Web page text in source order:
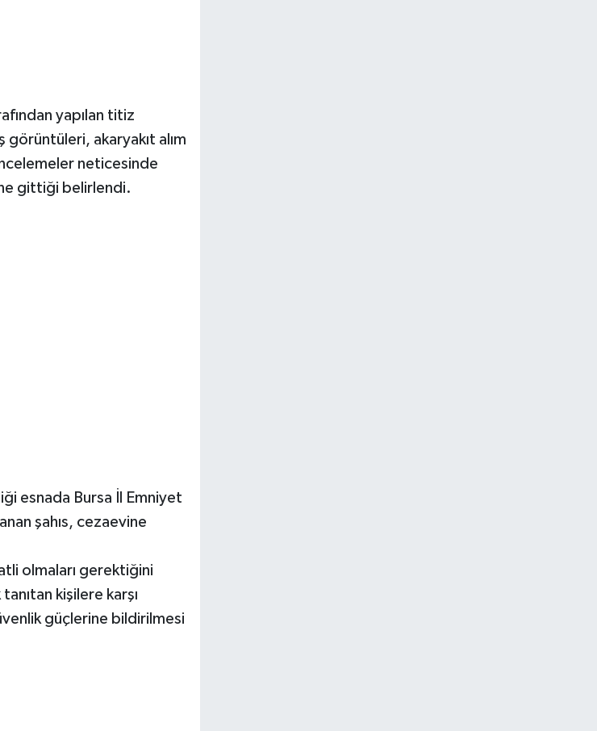
yapılan titiz
görüntüleri, akaryakıt alım
neticesinde
gittiği belirlendi.
esnada Bursa İl Emniyet
şahıs, cezaevine
olmaları gerektiğini
kişilere karşı
güçlerine bildirilmesi